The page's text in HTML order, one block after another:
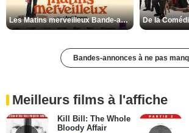
Les Matins merveilleux Bande-annonce VF
Bandes-annonces à ne pas
Meilleurs films à l'affiche
Kill Bill: The Whole
Bloody Affair